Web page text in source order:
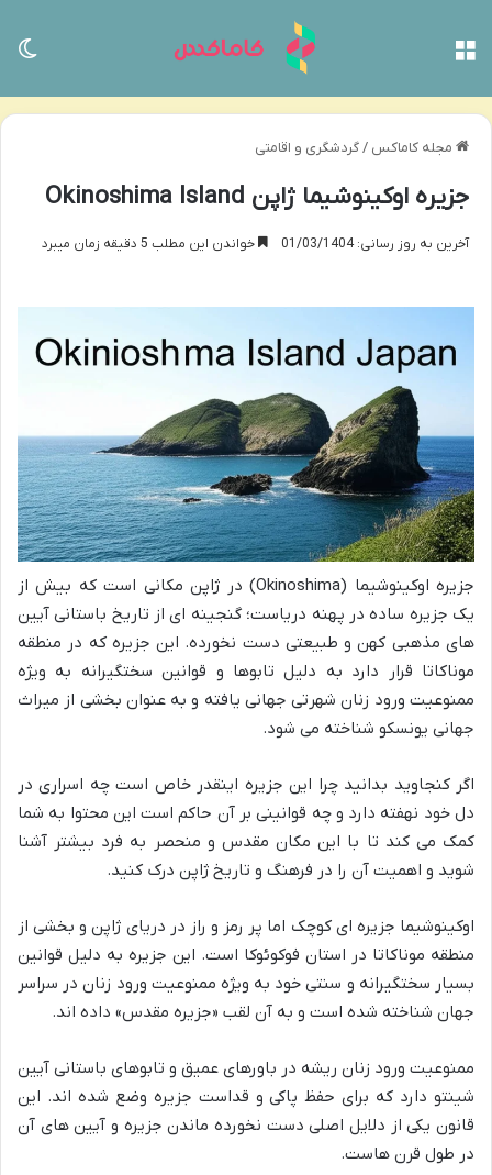
مجله کاماکس /گردشگری و اقامتی
جزیره اوکینوشیما ژاپن Okinoshima Island
آخرین به روز رسانی: 01/03/1404 خواندن این مطلب 5 دقیقه زمان میبرد
جزیره اوکینوشیما (Okinoshima) در ژاپن مکانی است که بیش از
یک جزیره ساده در پهنه دریاست؛ گنجینه ای از تاریخ باستانی آیین
های مذهبی کهن و طبیعتی دست نخورده. این جزیره که در منطقه
موناکاتا قرار دارد به دلیل تابوها و قوانین سختگیرانه به ویژه
ممنوعیت ورود زنان شهرتی جهانی یافته و به عنوان بخشی از میراث
جهانی یونسکو شناخته می شود.
اگر کنجاوید بدانید چرا این جزیره اینقدر خاص است چه اسراری در
دل خود نهفته دارد و چه قوانینی بر آن حاکم است این محتوا به شما
کمک می کند تا با این مکان مقدس و منحصر به فرد بیشتر آشنا
شوید و اهمیت آن را در فرهنگ و تاریخ ژاپن درک کنید.
اوکینوشیما جزیره ای کوچک اما پر رمز و راز در دریای ژاپن و بخشی از
منطقه موناکاتا در استان فوکوئوکا است. این جزیره به دلیل قوانین
بسیار سختگیرانه و سنتی خود به ویژه ممنوعیت ورود زنان در سراسر
جهان شناخته شده است و به آن لقب «جزیره مقدس» داده اند.
ممنوعیت ورود زنان ریشه در باورهای عمیق و تابوهای باستانی آیین
شینتو دارد که برای حفظ پاکی و قداست جزیره وضع شده اند. این
قانون یکی از دلایل اصلی دست نخورده ماندن جزیره و آیین های آن
در طول قرن هاست.